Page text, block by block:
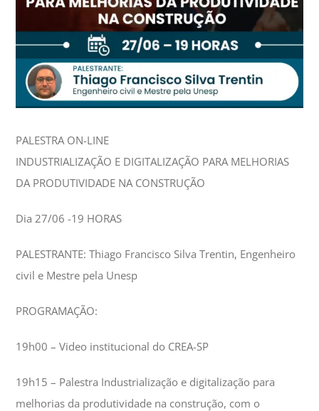
PALESTRA ON-LINE
INDUSTRIALIZAÇÃO E DIGITALIZAÇÃO PARA MELHORIAS
DA PRODUTIVIDADE NA CONSTRUÇÃO
Dia 27/06 -19 HORAS
PALESTRANTE: Thiago Francisco Silva Trentin, Engenheiro
civil e Mestre pela Unesp
PROGRAMAÇÃO:
19h00 – Video institucional do CREA-SP
19h15 – Palestra Industrialização e digitalização para
melhorias da produtividade na construção, com o